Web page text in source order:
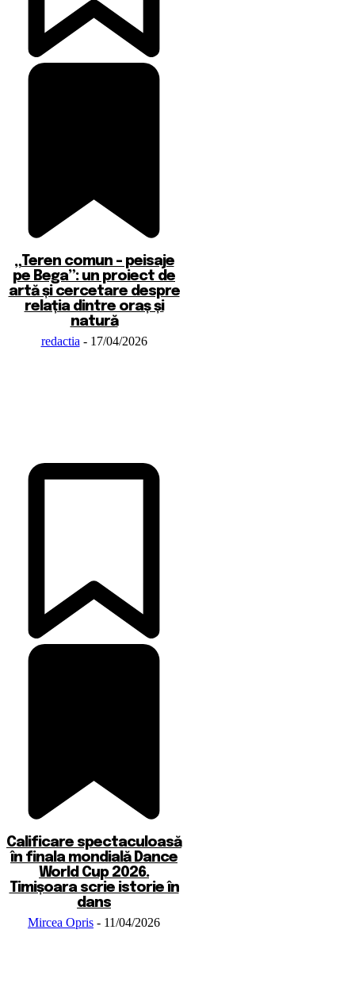
„Teren comun – peisaje
pe Bega”: un proiect de
artă și cercetare despre
relația dintre oraș și
natură
redactia - 17/04/2026
Calificare spectaculoasă
în finala mondială Dance
World Cup 2026.
Timișoara scrie istorie în
dans
Mircea Opris - 11/04/2026